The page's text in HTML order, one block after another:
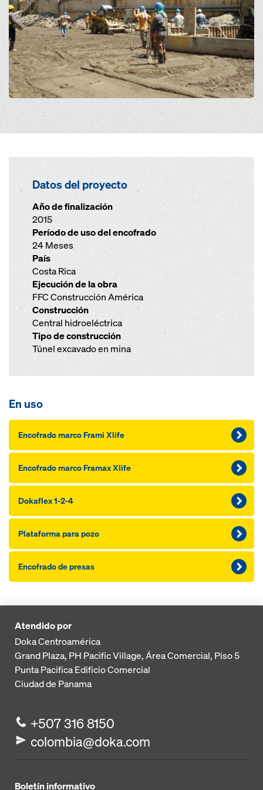
Datos del proyecto
Año de finalización
2015
Período de uso del encofrado
24 Meses
País
Costa Rica
Ejecución de la obra
FFC Construcción América
Construcción
Central hidroeléctrica
Tipo de construcción
Túnel excavado en mina
En uso
Encofrado marco Frami Xlife
Encofrado marco Framax Xlife
Dokaflex 1-2-4
Plataforma para pozo
Encofrado de presas
Atendido por
Doka Centroamérica
Grand Plaza, PH Pacific Village, Área Comercial, Piso 5
Punta PacificaEdificio Comercial
Ciudad de Panama
+507 316 8150
colombia@doka.com
Boletín informativo